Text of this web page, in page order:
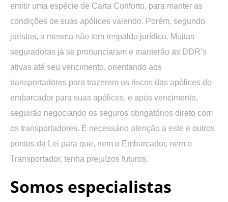
emitir uma espécie de Carta Conforto, para manter as
condições de suas apólices valendo. Porém, segundo
juristas, a mesma não tem respaldo jurídico. Muitas
seguradoras já se pronunciaram e manterão as DDR’s
ativas até seu vencimento, orientando aos
transportadores para trazerem os riscos das apólices do
embarcador para suas apólices, e após vencimento,
seguirão negociando os seguros obrigatórios direto com
os transportadores. É necessário atenção a este e outros
pontos da Lei para que, nem o Embarcador, nem o
Transportador, tenha prejuízos futuros.
Somos especialistas